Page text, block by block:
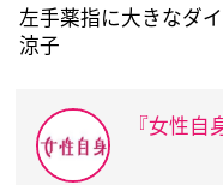
左手薬指に大きなダ
涼子
『女性自